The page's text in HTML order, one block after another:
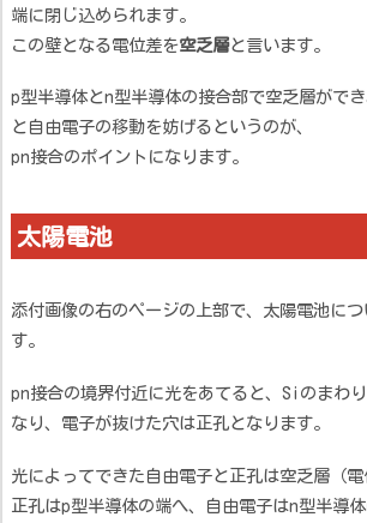
端に閉じ込められます。
この壁となる電位差を空乏層と言います。
p型半導体とn型半導体の接合部で空乏層がで
と自由電子の移動を妨げるというのが、
pn接合のポイントになります。
太陽電池
添付画像の右のページの上部で、太陽電池に
す。
pn接合の境界付近に光をあてると、Siのまわ
なり、電子が抜けた穴は正孔となります。
光によってできた自由電子と正孔は空乏層（電
正孔はp型半導体の端へ、自由電子はn型半導